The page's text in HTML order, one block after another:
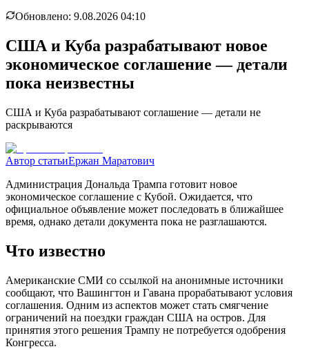
Обновлено: 9.08.2026 04:10
США и Куба разрабатывают новое
экономическое соглашение — детали
пока неизвестны
США и Куба разрабатывают соглашение — детали не
раскрываются
Автор статьиЕржан Маратович
Администрация Дональда Трампа готовит новое
экономическое соглашение с Кубой. Ожидается, что
официальное объявление может последовать в ближайшее
время, однако детали документа пока не разглашаются.
Что известно
Американские СМИ со ссылкой на анонимные источники
сообщают, что Вашингтон и Гавана прорабатывают условия
соглашения. Одним из аспектов может стать смягчение
ограничений на поездки граждан США на остров. Для
принятия этого решения Трампу не потребуется одобрения
Конгресса.